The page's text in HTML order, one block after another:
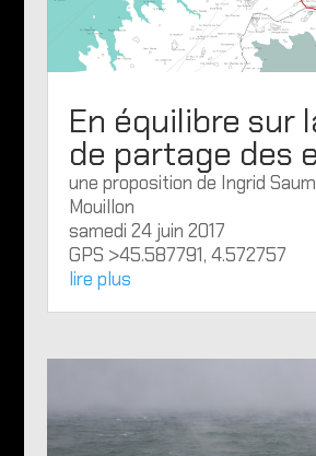
En équilibre sur
de partage des
une proposition de Ingrid
Mouillon
samedi 24 juin 2017
GPS >45.587791, 4.572757
lire plus